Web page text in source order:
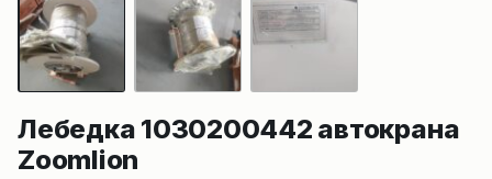
Лебедка 1030200442 автокрана
Zoomlion